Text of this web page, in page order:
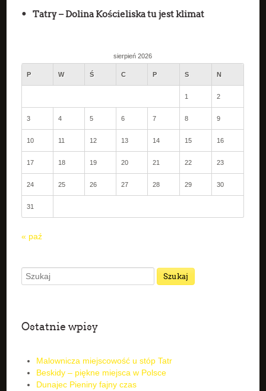
Tatry – Dolina Kościeliska tu jest klimat
sierpień 2026
P W Ś C P S N
1 2
3 4 5 6 7 8 9
10 11 12 13 14 15 16
17 18 19 20 21 22 23
24 25 26 27 28 29 30
31
« paź
Ostatnie wpisy
Malownicza miejscowość u stóp Tatr
Beskidy – piękne miejsca w Polsce
Dunajec Pieniny fajny czas